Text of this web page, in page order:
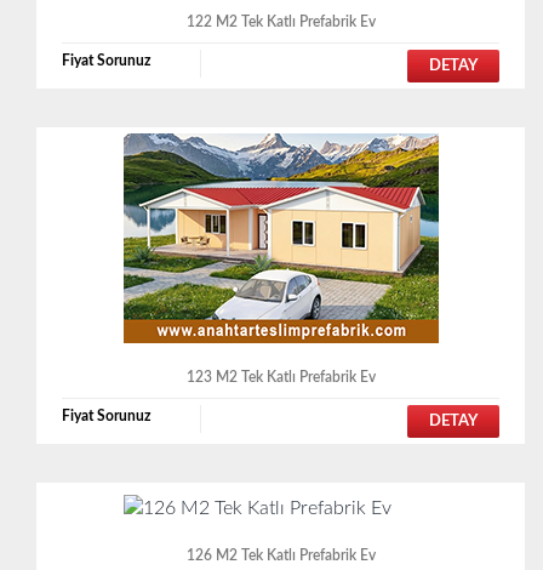
122 M2 Tek Katlı Prefabrik Ev
Fiyat Sorunuz DETAY
123 M2 Tek Katlı Prefabrik Ev
Fiyat Sorunuz DETAY
126 M2 Tek Katlı Prefabrik Ev